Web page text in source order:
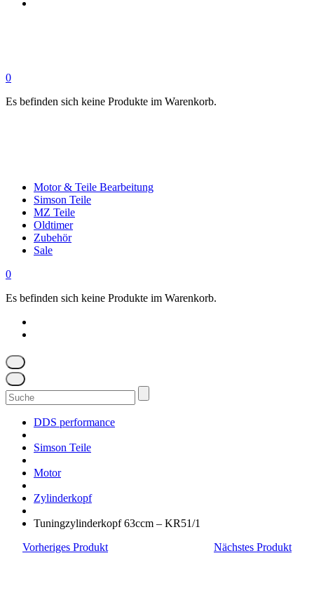
0
Es befinden sich keine Produkte im Warenkorb.
Motor & Teile Bearbeitung
Simson Teile
MZ Teile
Oldtimer
Zubehör
Sale
0
Es befinden sich keine Produkte im Warenkorb.
Suchen
nach:
DDS performance
Simson Teile
Motor
Zylinderkopf
Tuningzylinderkopf 63ccm – KR51/1
Vorheriges Produkt
Nächstes Produkt